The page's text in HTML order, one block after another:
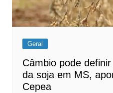
Geral
Câmbio pode
da soja em MS,
Cepea